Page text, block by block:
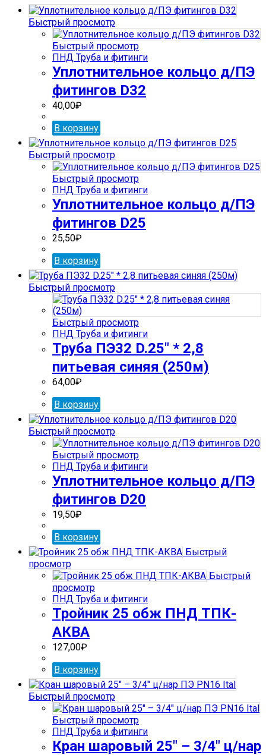
Быстрый просмотр
Быстрый просмотр
ПНД Труба и фитинги
Уплотнительное кольцо д/ПЭ
фитингов D32
40,00₽
В корзину
Быстрый просмотр
Быстрый просмотр
ПНД Труба и фитинги
Уплотнительное кольцо д/ПЭ
фитингов D25
25,50₽
В корзину
Быстрый просмотр
Быстрый просмотр
ПНД Труба и фитинги
Труба ПЭ32 D.25″ * 2,8
питьевая синяя (250м)
64,00₽
В корзину
Быстрый просмотр
Быстрый просмотр
ПНД Труба и фитинги
Уплотнительное кольцо д/ПЭ
фитингов D20
19,50₽
В корзину
Быстрый
просмотр
Быстрый
просмотр
ПНД Труба и фитинги
Тройник 25 обж ПНД ТПК-
АКВА
127,00₽
В корзину
Быстрый просмотр
Быстрый просмотр
ПНД Труба и фитинги
Кран шаровый 25″ – 3/4″ ц/нар